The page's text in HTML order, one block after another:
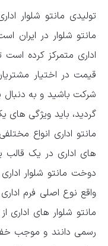
تولیدی مانتو شلوار
مانتو شلوار در ایران
اداری متمرکز کرده است
قیمت در اختیار
شرکت باشید و به دنبال
گردید، باید ویژگی های
مانتو اداری انواع
های اداری در یک
دوخت مانتو شلوار
واقع نوع اصلی فرم
مانتو شلوار های
رسمی دانند و موجب